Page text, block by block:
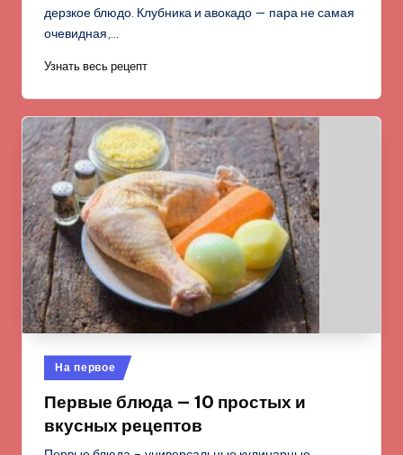
дерзкое блюдо. Клубника и авокадо — пара не самая
очевидная,…
Узнать весь рецепт
Опубликовано
в
На первое
Первые блюда — 10 простых и
вкусных рецептов